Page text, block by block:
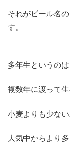
それがビール名
す。
多年生というの
複数年に渡って生
小麦よりも少ない
大気中からより